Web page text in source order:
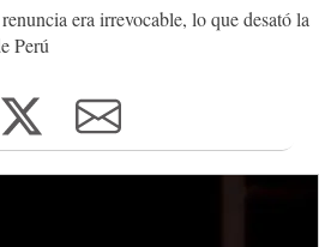
era irrevocable, lo que desató la
Perú